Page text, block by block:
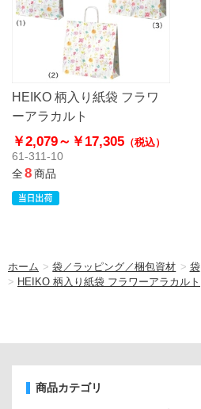
HEIKO 柄入り紙袋 フラワ
ーアラカルト
￥2,079～ ￥17,305 （税込）
61-311-10
全8商品
ホーム >袋／ラッピング／梱包資材 > 袋
> HEIKO 柄入り紙袋 フラワーアラカルト
商品カテゴリ